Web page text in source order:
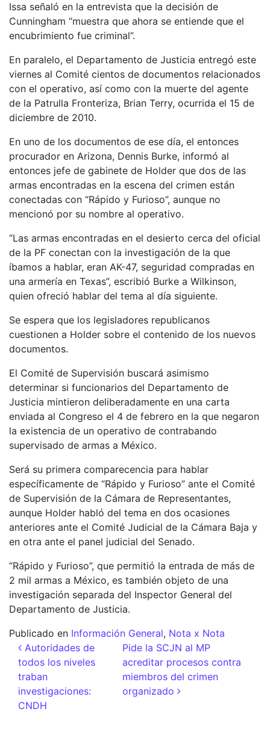
Issa señaló en la entrevista que la decisión de
Cunningham “muestra que ahora se entiende que el
encubrimiento fue criminal”.
En paralelo, el Departamento de Justicia entregó este
viernes al Comité cientos de documentos relacionados
con el operativo, así como con la muerte del agente
de la Patrulla Fronteriza, Brian Terry, ocurrida el 15 de
diciembre de 2010.
En uno de los documentos de ese día, el entonces
procurador en Arizona, Dennis Burke, informó al
entonces jefe de gabinete de Holder que dos de las
armas encontradas en la escena del crimen están
conectadas con “Rápido y Furioso”, aunque no
mencionó por su nombre al operativo.
“Las armas encontradas en el desierto cerca del oficial
de la PF conectan con la investigación de la que
íbamos a hablar, eran AK-47, seguridad compradas en
una armería en Texas”, escribió Burke a Wilkinson,
quien ofreció hablar del tema al día siguiente.
Se espera que los legisladores republicanos
cuestionen a Holder sobre el contenido de los nuevos
documentos.
El Comité de Supervisión buscará asimismo
determinar si funcionarios del Departamento de
Justicia mintieron deliberadamente en una carta
enviada al Congreso el 4 de febrero en la que negaron
la existencia de un operativo de contrabando
supervisado de armas a México.
Será su primera comparecencia para hablar
específicamente de “Rápido y Furioso” ante el Comité
de Supervisión de la Cámara de Representantes,
aunque Holder habló del tema en dos ocasiones
anteriores ante el Comité Judicial de la Cámara Baja y
en otra ante el panel judicial del Senado.
“Rápido y Furioso”, que permitió la entrada de más de
2 mil armas a México, es también objeto de una
investigación separada del Inspector General del
Departamento de Justicia.
Publicado en Información General, Nota x Nota
Navegación de entradas
Autoridades de
todos los niveles
traban
investigaciones:
CNDH
Pide la SCJN al MP
acreditar procesos contra
miembros del crimen
organizado